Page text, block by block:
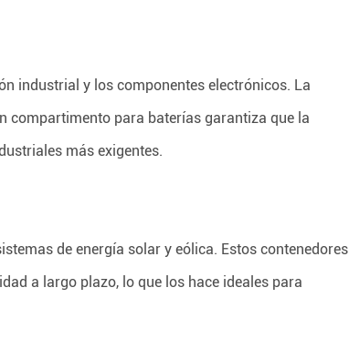
industrial y los componentes electrónicos. La
compartimento para baterías garantiza que la
más exigentes.
de energía solar y eólica. Estos contenedores
a largo plazo, lo que los hace ideales para